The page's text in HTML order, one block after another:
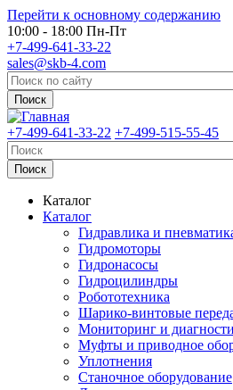
Перейти к основному содержанию
10:00 - 18:00 Пн-Пт
+7-499-641-33-22
sales@skb-4.com
+7-499-641-33-22 +7-499-515-55-45
Каталог
Каталог
Гидравлика и
Гидромоторы
Гидронасосы
Гидроцилиндры
Робототехника
Шарико-винтовые
Мониторинг и
Муфты и приводное
Уплотнения
Станочное оборудование